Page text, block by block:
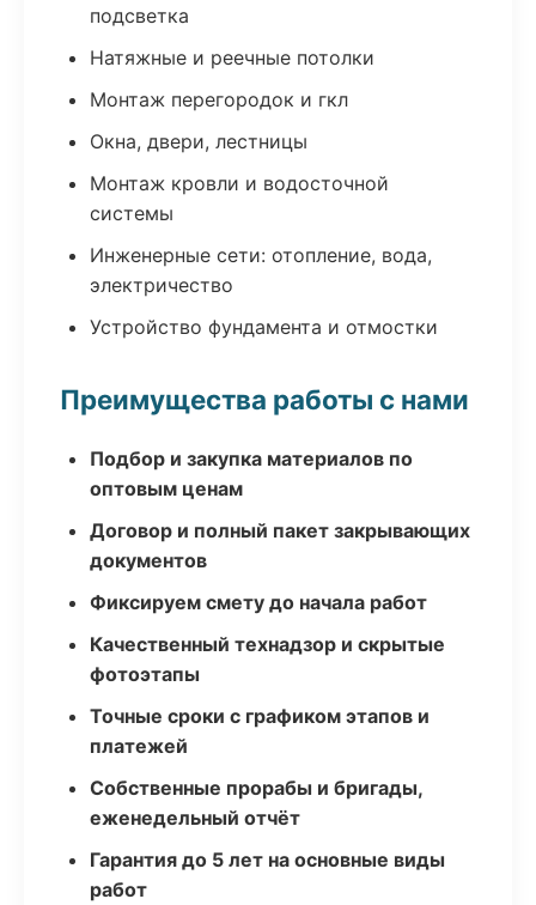
подсветка
Натяжные и реечные потолки
Монтаж перегородок и гкл
Окна, двери, лестницы
Монтаж кровли и водосточной
системы
Инженерные сети: отопление, вода,
электричество
Устройство фундамента и отмостки
Преимущества работы с нами
Подбор и закупка материалов по
оптовым ценам
Договор и полный пакет закрывающих
документов
Фиксируем смету до начала работ
Качественный технадзор и скрытые
фотоэтапы
Точные сроки с графиком этапов и
платежей
Собственные прорабы и бригады,
еженедельный отчёт
Гарантия до 5 лет на основные виды
работ